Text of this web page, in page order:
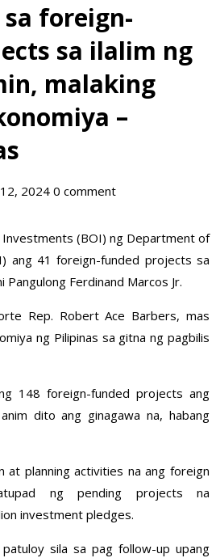
foreign-
sa ilalim ng
malaking
–
2024 0 comment
(BOI) ng Department of
ang 41 foreign-funded projects sa
Pangulong Ferdinand Marcos Jr.
Rep. Robert Ace Barbers, mas
ng Pilipinas sa gitna ng pagbilis
148 foreign-funded projects ang
anim dito ang ginagawa na, habang
at planning activities na ang foreign
ng pending projects na
investment pledges.
sila sa pag follow-up upang